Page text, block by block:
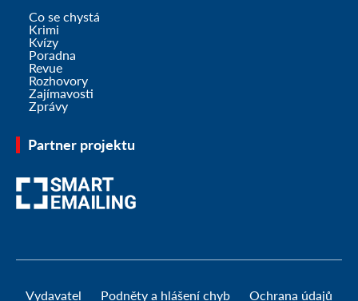
Co se chystá
Krimi
Kvízy
Poradna
Revue
Rozhovory
Zajímavosti
Zprávy
Partner projektu
Vydavatel Podněty a hlášení chyb Ochrana údajů